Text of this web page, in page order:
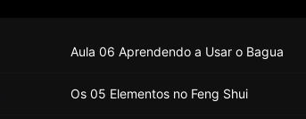
Aula 06 Aprendendo a Usar o Bagua
Os 05 Elementos no Feng Shui